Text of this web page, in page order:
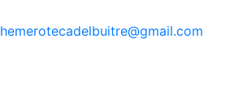
hemerotecadelbuitre@gmail.com